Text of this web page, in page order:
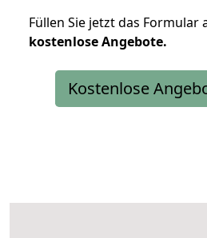
Füllen Sie jetzt das Formular
kostenloseAngebote.
Kostenlose